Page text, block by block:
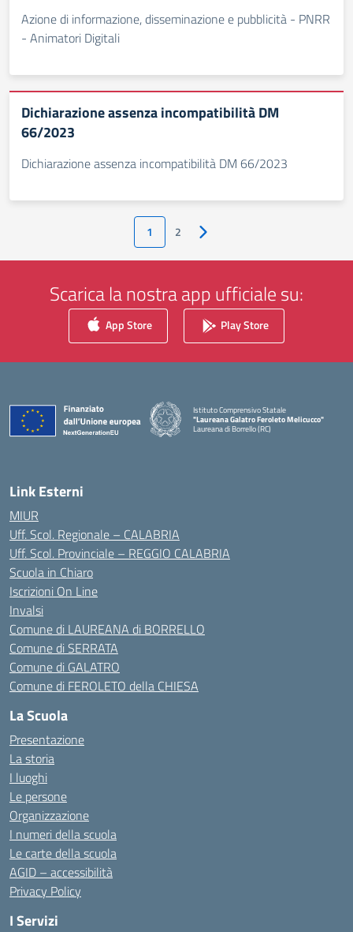
Azione di informazione, disseminazione e pubblicità - PNRR
- Animatori Digitali
Dichiarazione assenza incompatibilità DM
66/2023
Dichiarazione assenza incompatibilità DM 66/2023
1 2 Pagina successiva
Scarica la nostra app ufficiale su:
App Store Play Store
Istituto Comprensivo Statale
"Laureana Galatro Feroleto Melicucco"
Laureana di Borrello (RC)
Link Esterni
MIUR
Uff. Scol. Regionale – CALABRIA
Uff. Scol. Provinciale – REGGIO CALABRIA
Scuola in Chiaro
Iscrizioni On Line
Invalsi
Comune di LAUREANA di BORRELLO
Comune di SERRATA
Comune di GALATRO
Comune di FEROLETO della CHIESA
La Scuola
Presentazione
La storia
I luoghi
Le persone
Organizzazione
I numeri della scuola
Le carte della scuola
AGID – accessibilità
Privacy Policy
I Servizi